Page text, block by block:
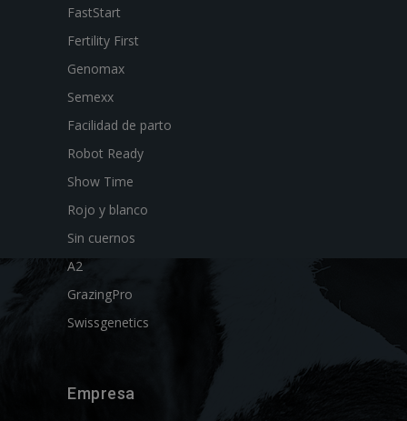
FastStart
Fertility First
Genomax
Semexx
Facilidad de parto
Robot Ready
Show Time
Rojo y blanco
Sin cuernos
A2
GrazingPro
Swissgenetics
Empresa